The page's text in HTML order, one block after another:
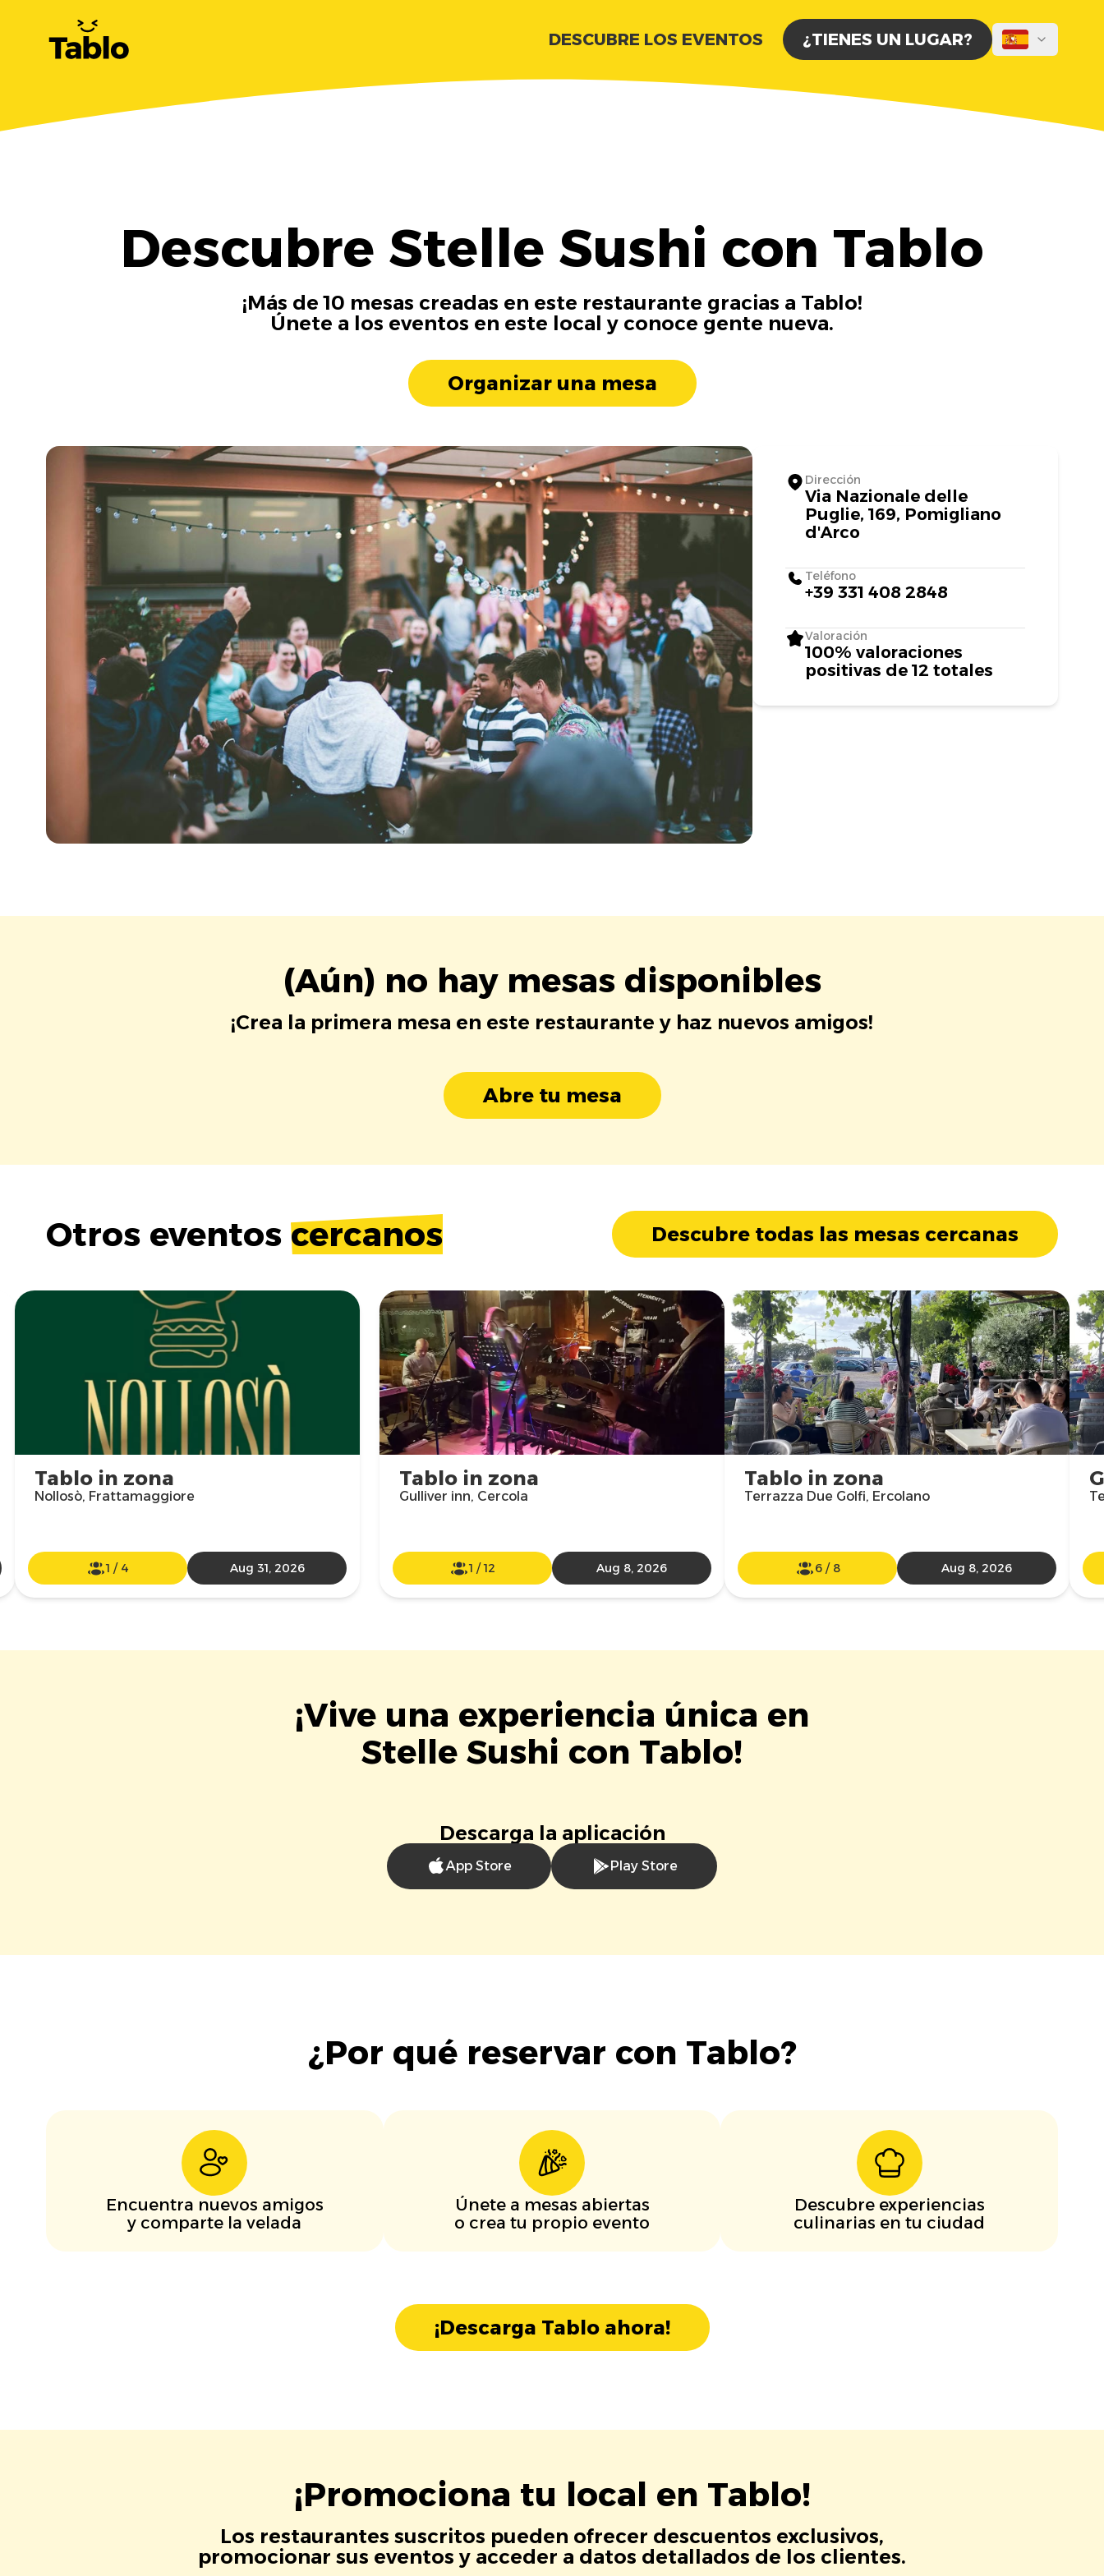
DESCUBRE LOS EVENTOS ¿TIENES UN LUGAR?
Descubre Stelle Sushi con Tablo
¡Más de 10 mesas creadas en este restaurante gracias a Tablo!
Únete a los eventos en este local y conoce gente nueva.
Organizar una mesa
Dirección
Via Nazionale delle
Puglie, 169, Pomigliano
d'Arco
Teléfono
+39 331 408 2848
Valoración
100% valoraciones
positivas de 12 totales
(Aún) no hay mesas disponibles
¡Crea la primera mesa en este restaurante y haz nuevos amigos!
Abre tu mesa
Otros eventos cercanos Descubre todas las mesas cercanas
Tablo in zona
Gulliver inn, Cercola
1 /12 Aug 8, 2026
Tablo in zona
Terrazza Due Golfi, Ercolano
6/ 8 Aug 8, 2026
Tablo in zona
Nollosò, Frattamaggiore
1 / 4 Aug 31, 2026
¡Vive una experiencia única en
Stelle Sushi con Tablo!
Descarga la aplicación
App Store Play Store
¿Por qué reservar con Tablo?
Encuentra nuevos amigos
y comparte la velada
Únete a mesas abiertas
o crea tu propio evento
Descubre experiencias
culinarias en tu ciudad
¡Descarga Tablo ahora!
¡Promociona tu local en Tablo!
Los restaurantes suscritos pueden ofrecer descuentos exclusivos,
promocionar sus eventos y acceder a datos detallados de los clientes.